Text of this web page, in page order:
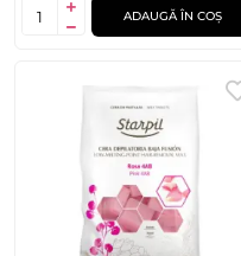
ADAUGĂ ÎN COȘ